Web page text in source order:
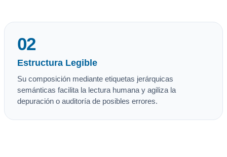
02
Estructura Legible
Su composición mediante etiquetas jerárquicas
semánticas facilita la lectura humana y agiliza la
depuración o auditoría de posibles errores.